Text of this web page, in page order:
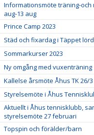
Informationsmöte träning-och
aug-13 aug
Prince Camp 2023
Städ och fixardag i Täppet
Sommarkurser 2023
Ny omgång med vuxenträning
Kallelse årsmöte Åhus TK 26/3
Styrelsemöte i Åhus
Aktuellt i Åhus tennisklubb,
styrelsemöte 27 februari
Topspin och förälder/barn